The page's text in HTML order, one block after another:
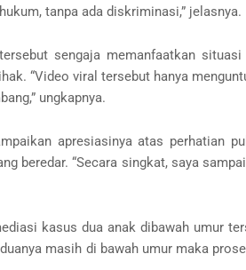
tanpa ada diskriminasi,” jelasnya.
sengaja memanfaatkan situasi
“Video viral tersebut hanya
ungkapnya.
apresiasinya atas perhatian
beredar. “Secara singkat, saya
kasus dua anak dibawah umur
masih di bawah umur maka